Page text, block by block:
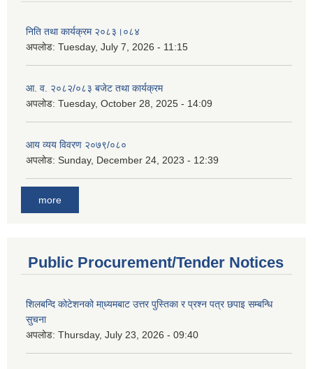
निति तथा कार्यक्रम २०८३।०८४
अपलोड: Tuesday, July 7, 2026 - 11:15
आ. व. २०८२/०८३ बजेट तथा कार्यक्रम
अपलोड: Tuesday, October 28, 2025 - 14:09
आय व्यय विवरण २०७९/०८०
अपलोड: Sunday, December 24, 2023 - 12:39
more
Public Procurement/Tender Notices
शिलबन्दि कोटेशनको मा्ध्यमबाट उत्तर पुस्तिका र प्रश्न पत्र छपाइ सम्बन्धि
सुचना
अपलोड: Thursday, July 23, 2026 - 09:40